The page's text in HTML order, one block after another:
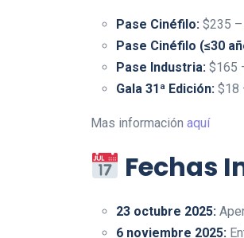
Pase Cinéfilo: $235
Pase Cinéfilo (≤30
Pase Industria: $165
Gala 31ª Edición: $18
Mas información aquí
Fechas
23 octubre 2025:
6 noviembre 2025: